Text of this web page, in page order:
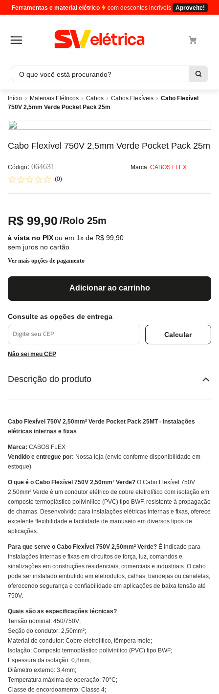
Ferramentas e material elétrico com descontos incríveis Aproveite!
O que você está procurando?
Materiais Elétricos Cabos Cabos Flexíveis
Cabo Flexível
750V 2,5mm Verde Pocket Pack 25m
Cabo Flexível 750V 2,5mm Verde Pocket Pack 25m
: 064631 Marca: CABOS FLEX
☆☆☆☆☆ (0)
R$ 99,90 /Rolo 25m
ou em 1x de R$ 99 90
sem juros no cartão
Ver mais opções de pagamento
Adicionar ao carrinho
Não sei meu CEP
Descrição do produto
Cabo Flexível 750V 2,50mm² Verde Pocket Pack 25MT - Instalações
elétricas internas e fixas
Marca: CABOS FLEX
Vendido e entregue por: Nossa loja (envio conforme disponibilidade em
estoque)
O que é o Cabo Flexível 750V 2,50mm² Verde? O Cabo Flexível 750V
2,50mm² Verde é um condutor elétrico de cobre eletrolítico com isolação em
composto termoplástico polivinílico (PVC) tipo BWF, resistente à propagação
de chamas. Desenvolvido para instalações elétricas internas e fixas, oferece
excelente flexibilidade e facilidade de manuseio em diversos tipos de
aplicações.
Para que serve o Cabo Flexível 750V 2,50mm² Verde? É indicado para
instalações internas e fixas em circuitos de força, luz, comandos e
sinalizações em construções residenciais, comerciais e industriais. O cabo
pode ser instalado embutido em eletrodutos, calhas, bandejas ou canaletas,
oferecendo segurança e confiabilidade em aplicações de baixa tensão até
750V.
Quais são as especificações técnicas?
Tensão nominal: 450/750V;
Seção do condutor: 2,50mm²;
Material do condutor: Cobre eletrolítico, têmpera mole;
Isolação: Composto termoplástico polivinílico (PVC) tipo BWF;
Espessura da isolação: 0,8mm;
Diâmetro externo: 3,4mm;
Temperatura máxima de operação: 70°C;
Classe de encordoamento: Classe 4;
Termos mais buscados
2º luminaria
3º tomada